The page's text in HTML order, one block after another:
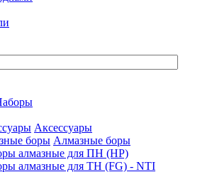
Аксессуары
Алмазные боры
алмазные для ПН (HP)
алмазные для ТН (FG) - NTI